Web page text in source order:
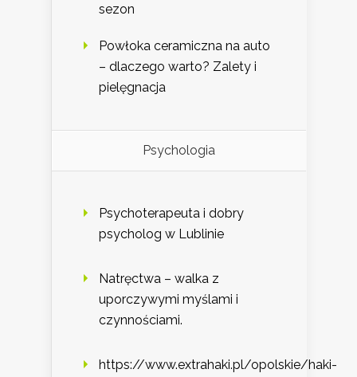
sezon
Powłoka ceramiczna na auto
– dlaczego warto? Zalety i
pielęgnacja
Psychologia
Psychoterapeuta i dobry
psycholog w Lublinie
Natręctwa – walka z
uporczywymi myślami i
czynnościami.
https://www.extrahaki.pl/opolskie/haki-